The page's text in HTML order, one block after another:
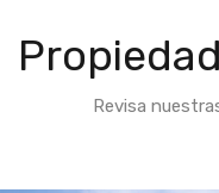
Revisa